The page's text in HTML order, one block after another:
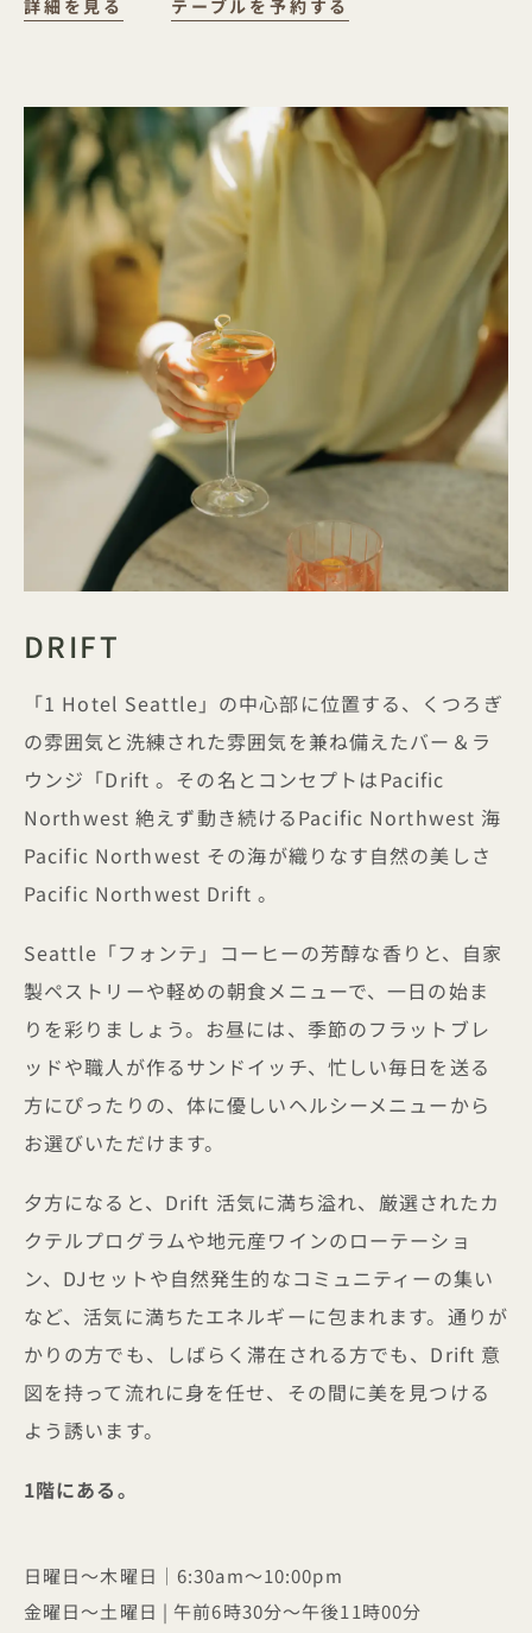
詳細を見る LA LOBAテーブルを予約する
DRIFT
「1 Hotel Seattle」の中心部に位置する、くつろぎ
の雰囲気と洗練された雰囲気を兼ね備えたバー＆ラ
ウンジ「Drift 。その名とコンセプトはPacific
Northwest 絶えず動き続けるPacific Northwest 海
Pacific Northwest その海が織りなす自然の美しさ
Pacific Northwest Drift 。
Seattle「フォンテ」コーヒーの芳醇な香りと、自家
製ペストリーや軽めの朝食メニューで、一日の始ま
りを彩りましょう。お昼には、季節のフラットブレ
ッドや職人が作るサンドイッチ、忙しい毎日を送る
方にぴったりの、体に優しいヘルシーメニューから
お選びいただけます。
夕方になると、Drift 活気に満ち溢れ、厳選されたカ
クテルプログラムや地元産ワインのローテーショ
ン、DJセットや自然発生的なコミュニティーの集い
など、活気に満ちたエネルギーに包まれます。通りが
かりの方でも、しばらく滞在される方でも、Drift 意
図を持って流れに身を任せ、その間に美を見つける
よう誘います。
1階にある。
日曜日～木曜日｜6:30am～10:00pm
金曜日～土曜日 | 午前6時30分～午後11時00分